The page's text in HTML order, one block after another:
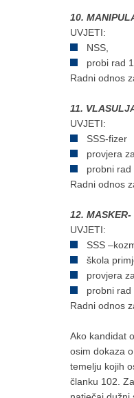
10.
UVJETI:
NSS,
probi rad
Radni odnos
11.
UVJETI:
SSS-fizer
provjera
probni rad
Radni odnos
12.
UVJETI:
SSS
škola
provjera
probni rad
Radni odnos
Ako kandidat
osim dokaza
temelju kojih
članku 102.